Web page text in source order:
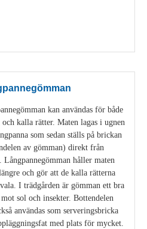
kan användas för både
och kalla rätter. Maten lagas i ugnen
som sedan ställs på brickan
av gömman) direkt från
Långpannegömman håller maten
och gör att de kalla rätterna
I trädgården är gömman ett bra
sol och insekter. Bottendelen
användas som serveringsbricka
med plats för mycket.